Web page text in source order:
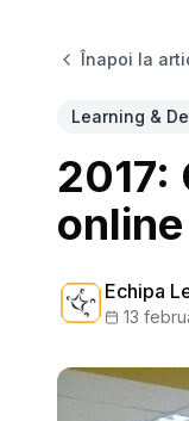
Înapoi la
Learning &
2017:
online
Echipa
13